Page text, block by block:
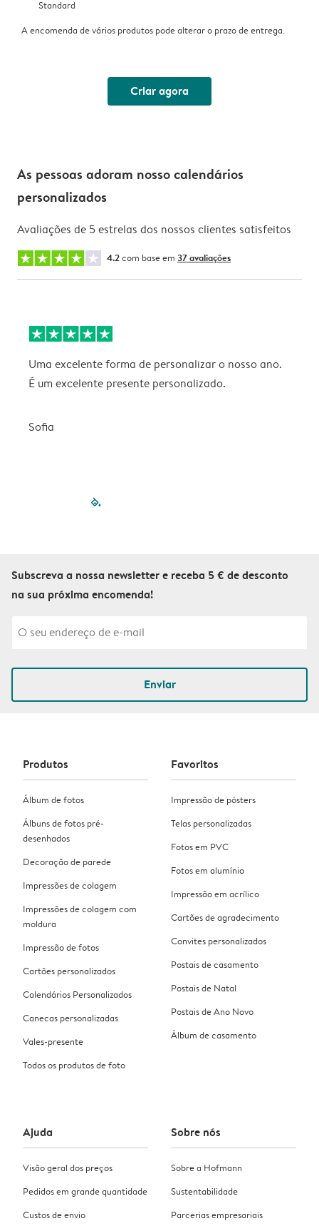
Standard
A encomenda de vários produtos pode alterar o prazo de entrega.
Criar agora
As pessoas adoram nosso calendários
personalizados
Avaliações de 5 estrelas dos nossos clientes satisfeitos
4.2com base em 37 avaliações
Uma excelente forma de personalizar o nosso ano.
É um excelente presente personalizado.
Sofia
filled-pagination
Subscreva a nossa newsletter e receba 5 € de desconto
na sua próxima encomenda!
Enviar
Produtos
Álbum de fotos
Álbuns de fotos pré-
desenhados
Decoração de parede
Impressões de colagem
Impressões de colagem com
moldura
Impressão de fotos
Cartões personalizados
Calendários Personalizados
Canecas personalizadas
Vales-presente
Todos os produtos de foto
Favoritos
Impressão de pósters
Telas personalizadas
Fotos em PVC
Fotos em alumínio
Impressão em acrílico
Cartões de agradecimento
Convites personalizados
Postais de casamento
Postais de Natal
Postais de Ano Novo
Álbum de casamento
Ajuda
Visão geral dos preços
Pedidos em grande quantidade
Custos de envio
Sobre nós
Sobre a Hofmann
Sustentabilidade
Parcerias empresariais